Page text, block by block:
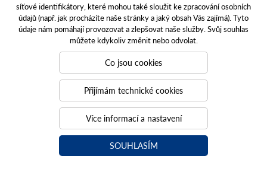
síťové identifikátory, které mohou také sloužit ke zpracování osobních
údajů (např. jak procházíte naše stránky a jaký obsah Vás zajímá). Tyto
údaje nám pomáhají provozovat a zlepšovat naše služby. Svůj souhlas
můžete kdykoliv změnit nebo odvolat.
Co jsou cookies
Přijímám technické cookies
Více informací a nastavení
SOUHLASÍM